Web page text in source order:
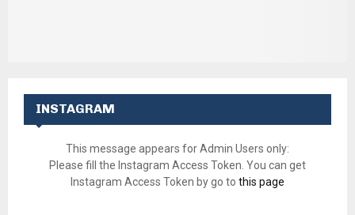
INSTAGRAM
This message appears for Admin Users only:
Please fill the Instagram Access Token. You can get
Instagram Access Token by go to this page